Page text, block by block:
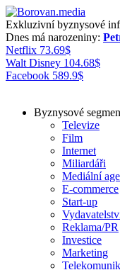
Exkluzivní byznysové
Dnes má narozeniny:
Netflix 73.69$
Walt Disney 104.68$
Facebook 589.9$
Byznysové
Televize
Film
Internet
Miliardáři
Mediální
E-commerce
Start-up
Reklama/PR
Investice
Marketing